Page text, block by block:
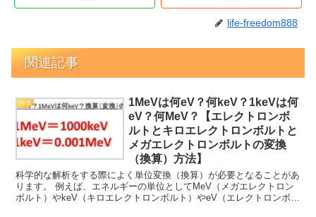
life-freedom888
関連記事
科学
1MeVは何eV？何keV？1keVは何
eV？何MeV？【エレクトロンボ
ルトとキロエレクトロンボルトと
メガエレクトロンボルトの変換
（換算）方法】
科学的な解析をする際によく単位変換（換算）が必要となることがあ
ります。 例えば、エネルギーの単位としてMeV（メガエレクトロン
ボルト）やkeV（キロエレクトロンボルト）やeV（エレクトロンボル